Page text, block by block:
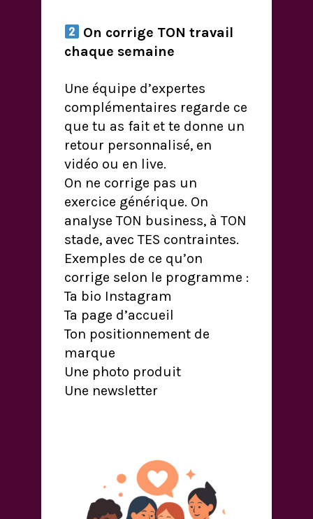
On corrige TON travail
chaque semaine
Une équipe d’expertes
complémentaires regarde ce
que tu as fait et te donne un
retour personnalisé, en
vidéo ou en live.
On ne corrige pas un
exercice générique. On
analyse TON business, à TON
stade, avec TES contraintes.
Exemples de ce qu’on
corrige selon le programme :
Ta bio Instagram
Ta page d’accueil
Ton positionnement de
marque
Une photo produit
Une newsletter